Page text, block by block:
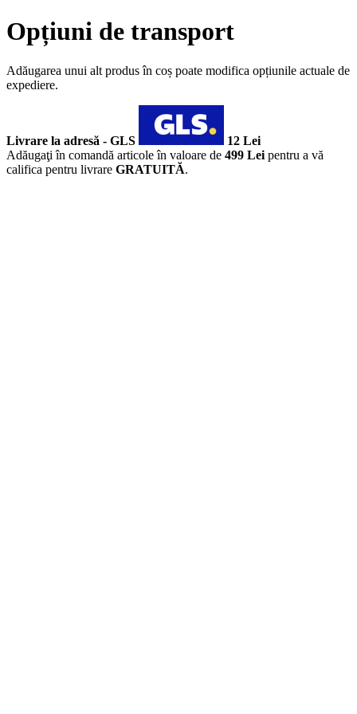
Opțiuni de transport
Adăugarea unui alt produs în coș poate modifica opțiunile actuale de
expediere.
Livrare la adresă - GLS
12 Lei
Adăugaţi în comandă articole în valoare de 499 Lei pentru a vă
califica pentru livrare GRATUITĂ.